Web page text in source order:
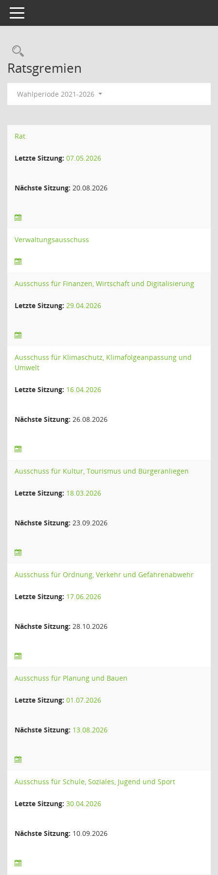
Toggle navigation
Rechercheauswahl
Ratsgremien
Wahlperiode 2021-2026
Rat
Letzte Sitzung: 07.05.2026
Nächste Sitzung: 20.08.2026
Verwaltungsausschuss
Ausschuss für Finanzen, Wirtschaft und Digitalisierung
Letzte Sitzung: 29.04.2026
Ausschuss für Klimaschutz, Klimafolgeanpassung und
Umwelt
Letzte Sitzung: 16.04.2026
Nächste Sitzung: 26.08.2026
Ausschuss für Kultur, Tourismus und Bürgeranliegen
Letzte Sitzung: 18.03.2026
Nächste Sitzung: 23.09.2026
Ausschuss für Ordnung, Verkehr und Gefahrenabwehr
Letzte Sitzung: 17.06.2026
Nächste Sitzung: 28.10.2026
Ausschuss für Planung und Bauen
Letzte Sitzung: 01.07.2026
Nächste Sitzung: 13.08.2026
Ausschuss für Schule, Soziales, Jugend und Sport
Letzte Sitzung: 30.04.2026
Nächste Sitzung: 10.09.2026